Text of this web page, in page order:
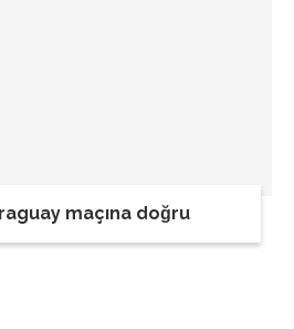
maçına doğru